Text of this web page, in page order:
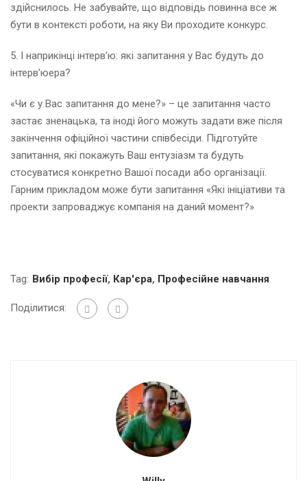
здійснилось. Не забувайте, що відповідь повинна все ж
бути в контексті роботи, на яку Ви проходите конкурс.
5. І наприкінці інтерв’ю: які запитання у Вас будуть до
інтерв’юера?
«Чи є у Вас запитання до мене?» – це запитання часто
застає зненацька, та іноді його можуть задати вже після
закінчення офіційної частини співбесіди. Підготуйте
запитання, які покажуть Ваш ентузіазм та будуть
стосуватися конкретно Вашої посади або організації.
Гарним прикладом може бути запитання «Які ініціативи та
проекти запроваджує компанія на даний момент?»
Tag: Вибір професії, Кар'єра, Професійне навчання
Поділитися: